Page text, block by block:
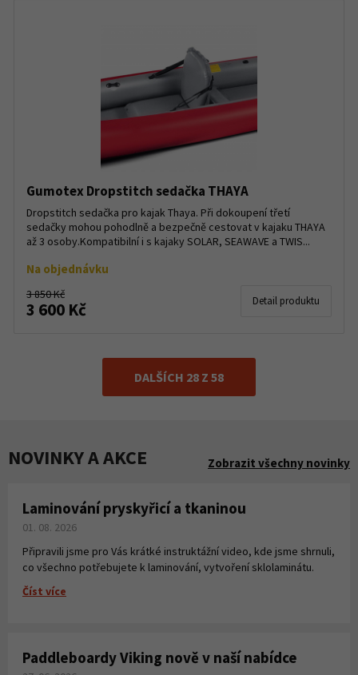
Gumotex Dropstitch sedačka THAYA
Dropstitch sedačka pro kajak Thaya. Při dokoupení třetí
sedačky mohou pohodlně a bezpečně cestovat v kajaku THAYA
až 3 osoby.Kompatibilní i s kajaky SOLAR, SEAWAVE a TWIS...
Na objednávku
3 850 Kč
3 600 Kč Detail produktu
DALŠÍCH 28 Z 58
NOVINKY A AKCE Zobrazit všechny novinky
Laminování pryskyřicí a tkaninou
01. 08. 2026
Připravili jsme pro Vás krátké instruktážní video, kde jsme shrnuli,
co všechno potřebujete k laminování, vytvoření sklolaminátu.
Číst více
Paddleboardy Viking nově v naší nabídce